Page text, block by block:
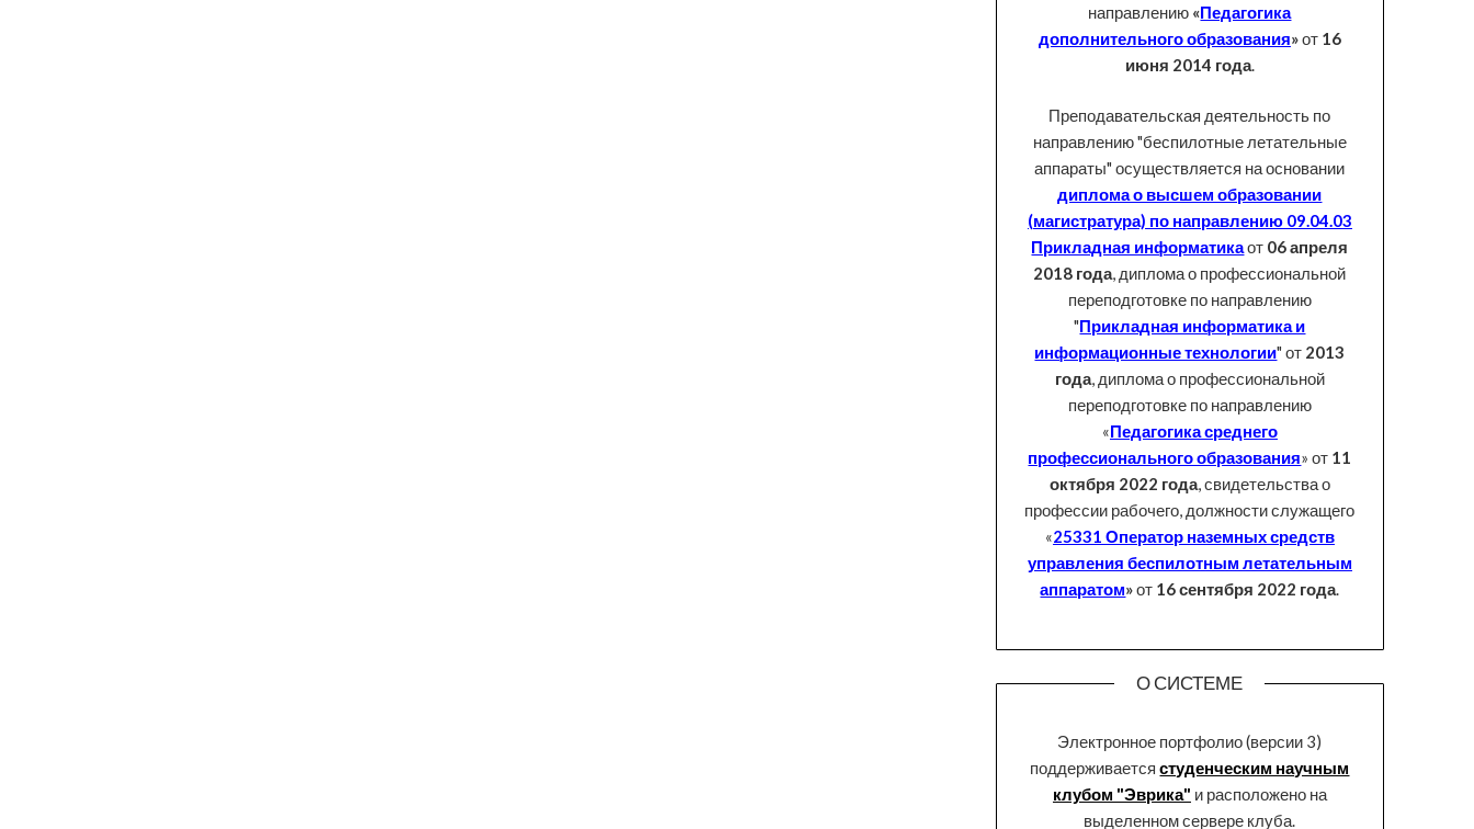
направлению «Педагогика
дополнительного образования»от 16
июня 2014 года.
Преподавательская деятельность по
направлению "беспилотные летательные
аппараты" осуществляется на основании
диплома о высшем образовании
(магистратура) по направлению 09.04.03
Прикладная информатикаот 06 апреля
2018 года, диплома о профессиональной
переподготовке по направлению
"Прикладная информатика и
информационные технологии" от 2013
года, диплома о профессиональной
переподготовке по направлению
«Педагогика среднего
профессионального образования» от 11
октября 2022 года, свидетельства о
профессии рабочего, должности служащего
«25331 Оператор наземных средств
управления беспилотным летательным
аппаратом»от 16 сентября 2022 года.
О СИСТЕМЕ
Электронное портфолио (версии 3)
поддерживаетсястуденческим научным
клубом "Эврика" и расположено на
выделенном сервере клуба.